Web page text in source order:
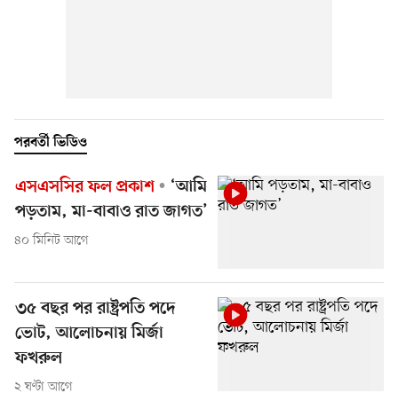
পরবর্তী ভিডিও
এসএসসির ফল প্রকাশ
‘আমি
পড়তাম, মা-বাবাও রাত জাগত’
৪০ মিনিট আগে
৩৫ বছর পর রাষ্ট্রপতি পদে
ভোট, আলোচনায় মির্জা
ফখরুল
২ ঘণ্টা আগে